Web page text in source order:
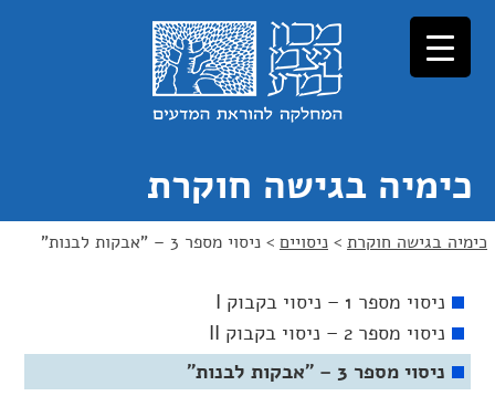
כימיה בגישה חוקרת
כימיה בגישה חוקרת > ניסויים > ניסוי מספר 3 – "אבקות לבנות"
ניסוי מספר 1 – ניסוי בקבוק I
ניסוי מספר 2 – ניסוי בקבוק II
ניסוי מספר 3 – "אבקות לבנות"